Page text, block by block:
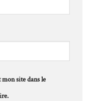
site dans le